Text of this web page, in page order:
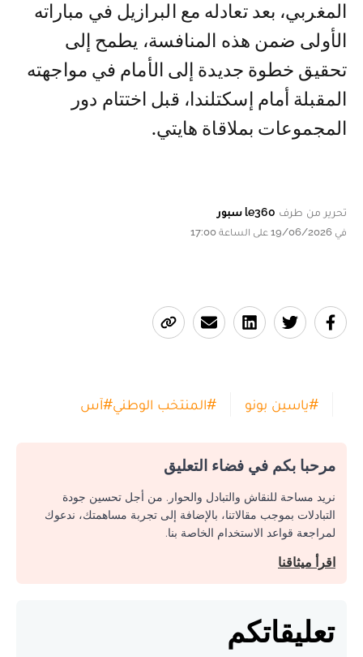
المغربي، بعد تعادله مع البرازيل في مباراته
الأولى ضمن هذه المنافسة، يطمح إلى
تحقيق خطوة جديدة إلى الأمام في مواجهته
المقبلة أمام إسكتلندا، قبل اختتام دور
المجموعات بملاقاة هايتي.
تحرير من طرف le360 سبور
في 19/06/2026 على الساعة 17:00
#ياسين بونو #المنتخب الوطني#آس
مرحبا بكم في فضاء التعليق
نريد مساحة للنقاش والتبادل والحوار. من أجل تحسين جودة
التبادلات بموجب مقالاتنا، بالإضافة إلى تجربة مساهمتك، ندعوك
لمراجعة قواعد الاستخدام الخاصة بنا.
اقرأ ميثاقنا
تعليقاتكم